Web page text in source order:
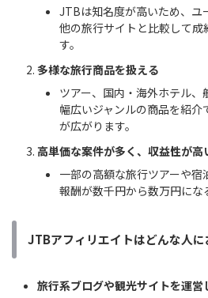
JTBは知名度が高いため、ユ
他の旅行サイトと比較して
す。
多様な旅行商品を扱える
ツアー、国内・海外ホテル、
幅広いジャンルの商品を紹
が広がります。
高単価な案件が多く、収益性が高
一部の高額な旅行ツアーや
報酬が数千円から数万円にな
JTBアフィリエイトはどんな人に
旅行系ブログや観光サイトを運営